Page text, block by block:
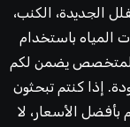
الجديدة، الكنب،
المياه باستخدام
المتخصص يضمن لكم
إذا كنتم تبحثون
الأسعار، لا